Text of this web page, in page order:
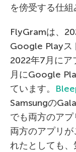
を傍受する仕組
FlyGramは、
Google Playス
2022年7月にア
月にGoogle
ています。
Samsungの
でも両方のア
両方のアプリ
れたとしても